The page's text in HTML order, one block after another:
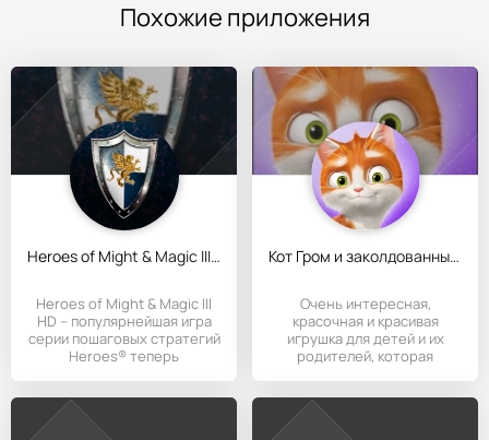
Похожие приложения
Heroes of Might & Magic III HD
Heroes of Might & Magic III
HD – популярнейшая игра
серии пошаговых стратегий
Heroes® теперь
Кот Гром и заколдованный дом
Очень интересная,
красочная и красивая
игрушка для детей и их
родителей, которая